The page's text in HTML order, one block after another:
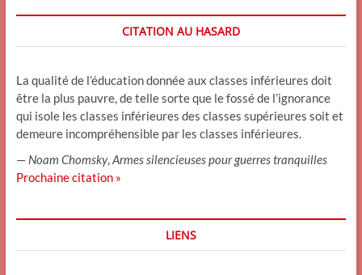
CITATION AU HASARD
La qualité de l’éducation donnée aux classes inférieures doit
être la plus pauvre, de telle sorte que le fossé de l’ignorance
qui isole les classes inférieures des classes supérieures soit et
demeure incompréhensible par les classes inférieures.
— Noam Chomsky, Armes silencieuses pour guerres tranquilles
Prochaine citation »
LIENS